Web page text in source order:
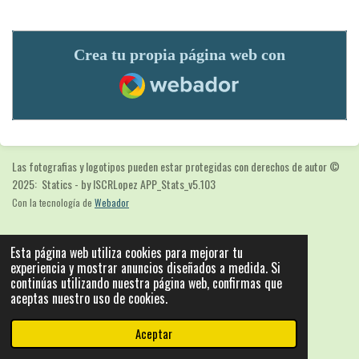
Esta página web utiliza cookies para mejorar tu
experiencia y mostrar anuncios diseñados a medida. Si
continúas utilizando nuestra página web, confirmas que
aceptas nuestro uso de cookies.
Aceptar
Crea tu propia página web con
Webador
Las fotografias y logotipos pueden estar protegidas con derechos de autor©
2025: Statics - by ISCRLopez APP_Stats_v5.103
Con la tecnología de Webador